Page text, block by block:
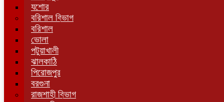
যশোর
বরিশাল বিভাগ
বরিশাল
ভোলা
পটুয়াখালী
ঝালকাঠি
পিরোজপুর
বরগুনা
রাজশাহী বিভাগ